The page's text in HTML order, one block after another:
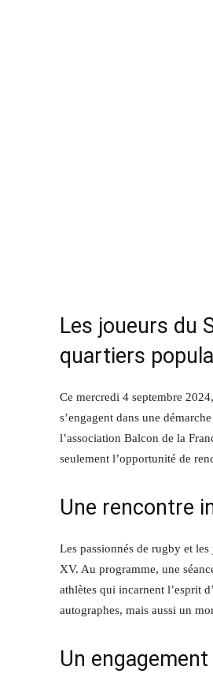
Les joueurs du
quartiers
Ce mercredi 4 septembre
s’engagent dans une
l’association Balcon de la
seulement l’opportunité de
Une rencontre
Les passionnés de rugby et
XV. Au programme, une
athlètes qui incarnent l’esprit
autographes, mais aussi un
Un